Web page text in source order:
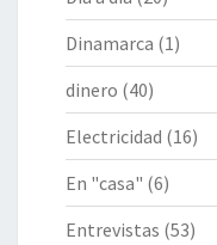
Dinamarca (1)
dinero (40)
Electricidad (16)
En "casa" (6)
Entrevistas (53)